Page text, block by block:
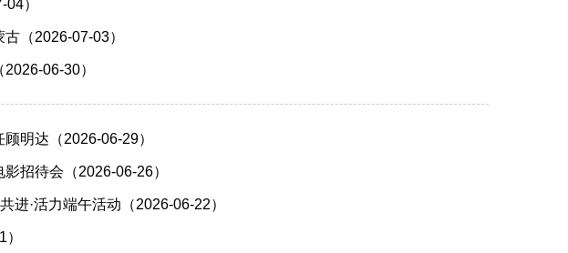
）
（2026-07-03）
06-30）
明达（2026-06-29）
招待会（2026-06-26）
进·活力端午活动（2026-06-22）